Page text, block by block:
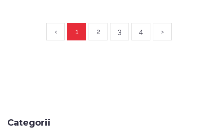
‹ 1 2 3 4 ›
Categorii